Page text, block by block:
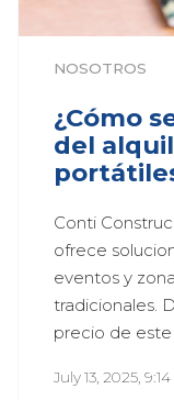
NOSOTROS
¿Cómo
del
Conti
ofrece
eventos y
tradicionales.
precio de este
July 13, 2025,